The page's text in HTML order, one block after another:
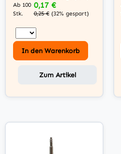
Ab 100
Stk.
0,17 €
0,25 € (32% gespart)
In den Warenkorb
Zum Artikel